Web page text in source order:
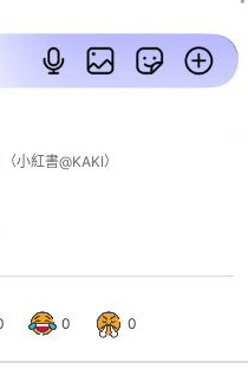
小紅書@KAKI）
0 0